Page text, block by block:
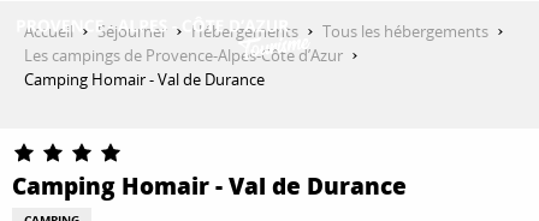
contenu
QUE FAIRE ?
Accueil Séjourner Hébergements
Tous les hébergements
Les campings de Provence-Alpes-Côte d’Azur
Camping Homair - Val de Durance
Camping Homair - Val de Durance